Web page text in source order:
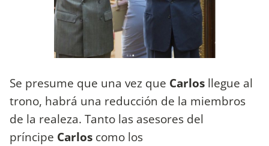
Se presume que una vez que Carlos llegue al
trono, habrá una reducción de la miembros
de la realeza. Tanto las asesores del
príncipe Carlos como los